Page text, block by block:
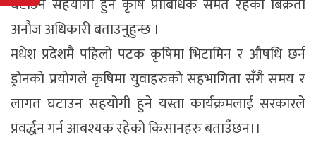
घटाउन सहयोगी हुने कृषि प्राबिधिक समेत रहेका बिक्रेता
अनौज अधिकारी बताउनुहुन्छ ।
मधेश प्रदेशमै पहिलो पटक कृषिमा भिटामिन र औषधि छर्न
ड्रोनको प्रयोगले कृषिमा युवाहरुको सहभागिता सँगै समय र
लागत घटाउन सहयोगी हुने यस्ता कार्यक्रमलाई सरकारले
प्रवर्द्धन गर्न आबश्यक रहेको किसानहरु बताउँछन।।